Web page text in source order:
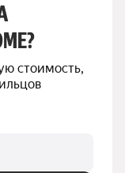
стоимость,